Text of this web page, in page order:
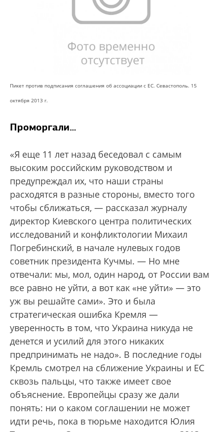
Пикет против подписания соглашения об ассоциации с ЕС. Севастополь. 15
октября 2013 г.
Проморгали…
«Я еще 11 лет назад беседовал с самым
высоким российским руководством и
предупреждал их, что наши страны
расходятся в разные стороны, вместо того
чтобы сближаться, — рассказал журналу
директор Киевского центра политических
исследований и конфликтологии Михаил
Погребинский, в начале нулевых годов
советник президента Кучмы. — Но мне
отвечали: мы, мол, один народ, от России вам
все равно не уйти, а вот как «не уйти» — это
уж вы решайте сами». Это и была
стратегическая ошибка Кремля —
уверенность в том, что Украина никуда не
денется и усилий для этого никаких
предпринимать не надо». В последние годы
Кремль смотрел на сближение Украины и ЕС
сквозь пальцы, что также имеет свое
объяснение. Европейцы сразу же дали
понять: ни о каком соглашении не может
идти речь, пока в тюрьме находится Юлия